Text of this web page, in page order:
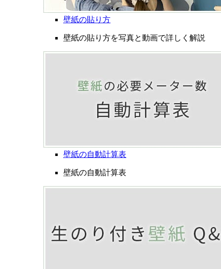
壁紙の貼り方
壁紙の貼り方を写真と動画で詳しく解説
壁紙の自動計算表
壁紙の自動計算表